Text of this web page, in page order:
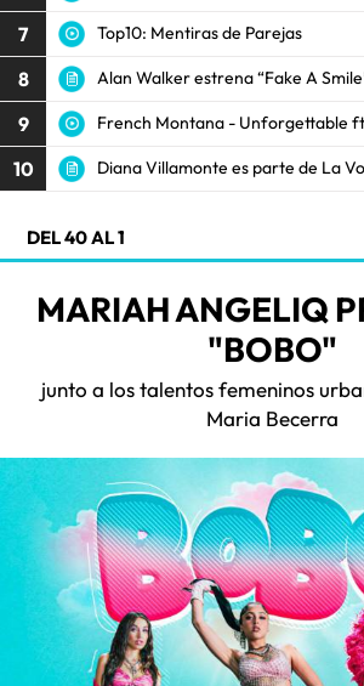
7
Top10: Mentiras de Parejas
8 Alan Walker estrena “Fake A
9 French Montana - Unforgettable
10 Diana Villamonte es parte de La
DEL 40 AL 1
MARIAH ANGELIQ
"BOBO"
junto a los talentos femeninos
Maria Becerra